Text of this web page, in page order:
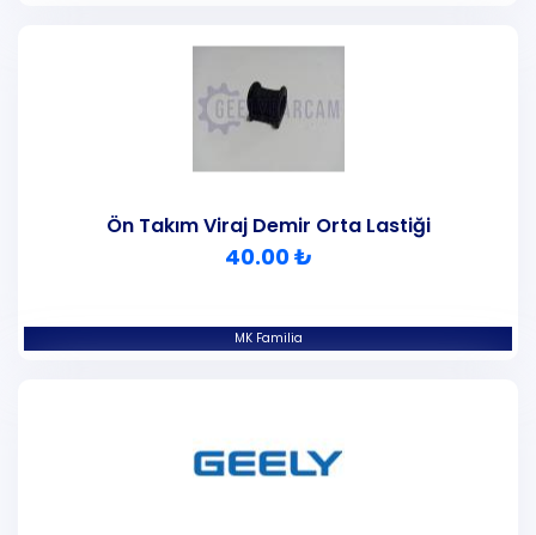
MK Familia
Ön Takım Viraj Demir Orta Lastiği
40.00 ₺